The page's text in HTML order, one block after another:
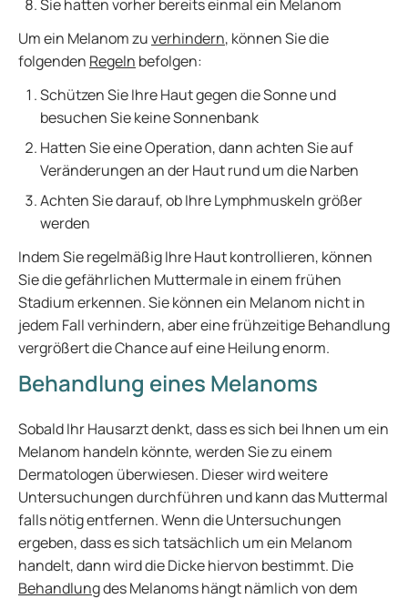
Sie hatten vorher bereits einmal ein Melanom
Um ein Melanom zuverhindern, können Sie die
folgenden Regeln befolgen:
Schützen Sie Ihre Haut gegen die Sonne und
besuchen Sie keine Sonnenbank
Hatten Sie eine Operation, dann achten Sie auf
Veränderungen an der Haut rund um die Narben
Achten Sie darauf, ob Ihre Lymphmuskeln größer
werden
Indem Sie regelmäßig Ihre Haut kontrollieren, können
Sie die gefährlichen Muttermale in einem frühen
Stadium erkennen. Sie können ein Melanom nicht in
jedem Fall verhindern, aber eine frühzeitige Behandlung
vergrößert die Chance auf eine Heilung enorm.
Behandlung eines Melanoms
Sobald Ihr Hausarzt denkt, dass es sich bei Ihnen um ein
Melanom handeln könnte, werden Sie zu einem
Dermatologen überwiesen. Dieser wird weitere
Untersuchungen durchführen und kann das Muttermal
falls nötig entfernen. Wenn die Untersuchungen
ergeben, dass es sich tatsächlich um ein Melanom
handelt, dann wird die Dicke hiervon bestimmt. Die
Behandlungdes Melanoms hängt nämlich von dem